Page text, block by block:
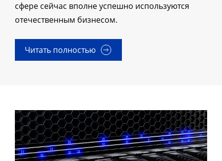
сфере сейчас вполне успешно используются
отечественным бизнесом.
Читать полностью